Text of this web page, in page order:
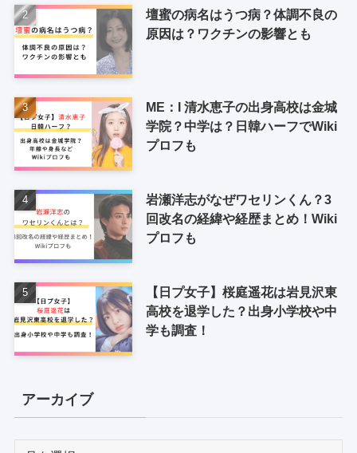
壇蜜の病名はうつ病？体調不良の
原因は？ワクチンの影響とも
ME：I 清水恵子の出身高校は金城
学院？中学は？日韓ハーフでWiki
プロフも
岩瀬洋志がなぜワセリンくん？3
回改名の経緯や経歴まとめ！Wiki
プロフも
【日プ女子】桜庭遥花は岩見沢東
高校を退学した？出身小学校や中
学も調査！
アーカイブ